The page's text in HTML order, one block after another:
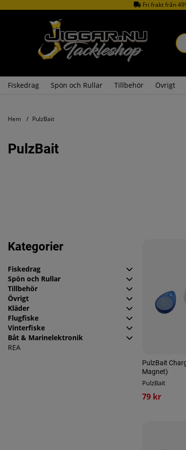
Fri frakt från
Fiskedrag Spön och Rullar Tillbehör Övrigt
Hem PulzBait
PulzBait
Kategorier
Fiskedrag
Spön och Rullar
Tillbehör
Övrigt
Kläder
Flugfiske
Vinterfiske
Båt & Marinelektronik
REA
PulzBait
Magnet)
PulzBait
79 kr